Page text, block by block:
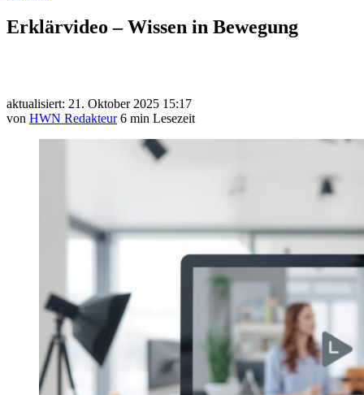
Erklärvideo – Wissen in Bewegung
aktualisiert: 21. Oktober 2025 15:17
von HWN Redakteur 6 min Lesezeit